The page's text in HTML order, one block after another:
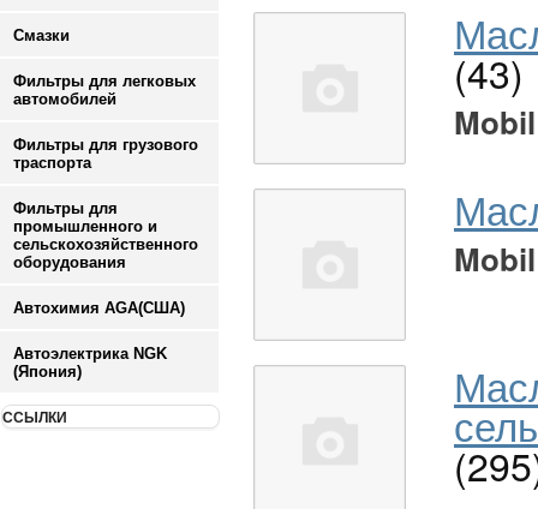
Смазки
Фильтры для легковых
автомобилей
Фильтры для грузового
траспорта
Фильтры для
промышленного и
сельскохозяйственного
оборудования
Автохимия AGA(США)
Автоэлектрика NGK
(Япония)
ССЫЛКИ
(43)
Mobil
Mobil